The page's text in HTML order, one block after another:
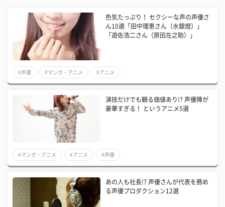
色気たっぷり！ セクシーな声の声優さ
ん10選「田中理恵さん（水銀燈）」
「遊佐浩二さん（原田左之助）」
#声優 #マンガ・アニメ #アニメ
演技だけでも観る価値あり!? 声優陣が
豪華すぎる！ というアニメ5選
#マンガ・アニメ #アニメ #声優
あの人も社長!? 声優さんが代表を務め
る声優プロダクション12選